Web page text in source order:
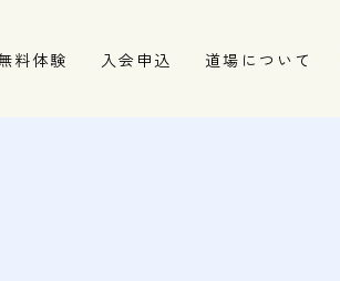
料体験 入会申込 道場について